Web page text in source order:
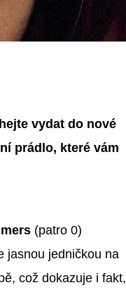
vydat do nové
prádlo, které vám
(patro 0)
jasnou jedničkou na
což dokazuje i fakt,